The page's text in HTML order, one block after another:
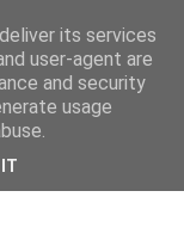
its services
user-agent are
and security
usage